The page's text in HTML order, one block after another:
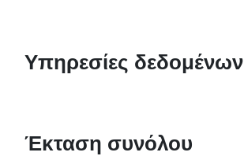
Υπηρεσίες δεδομένων
Έκταση συνόλου